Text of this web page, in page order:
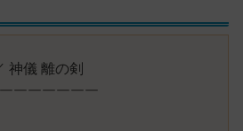
神儀 離の剣
￣￣￣￣￣￣